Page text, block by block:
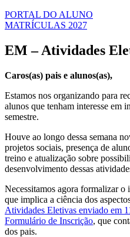
PORTAL DO ALUNO
MATRÍCULAS 2027
EM – Atividades
Caros(as) pais e alunos(as),
Estamos nos organizando para
alunos que tenham interesse em
semestre.
Houve ao longo dessa semana
projetos sociais, presença de
treino e atualização sobre
desenvolvimento dessas
Necessitamos agora formalizar o
que implica a ciência dos
Atividades Eletivas enviado em
Formulário de Inscrição, que
dos pais.